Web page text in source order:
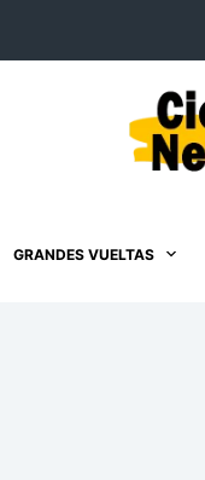
GRANDES VUELTAS